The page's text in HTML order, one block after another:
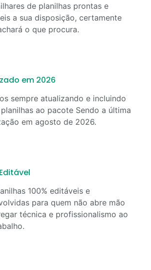
de planilhas prontas e
a sua disposição, certamente
o que procura.
em 2026
sempre atualizando e incluindo
ao pacote Sendo a última
em agosto de 2026.
100% editáveis e
para quem não abre mão
técnica e profissionalismo ao